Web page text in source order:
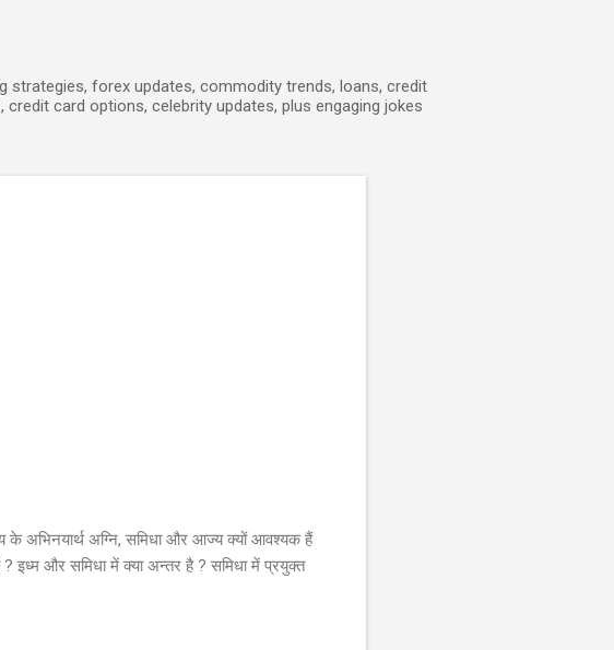
strategies, forex updates, commodity trends, loans, credit
card options, celebrity updates, plus engaging jokes
के अभिनयार्थ अग्नि, समिधा और आज्य क्यों आवश्यक हैं
इध्म और समिधा में क्या अन्तर है ? समिधा में प्रयुक्त